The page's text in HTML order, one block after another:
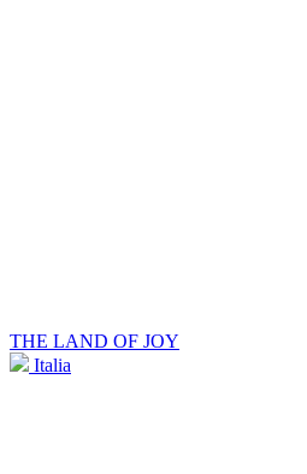
THE LAND OF JOY
Italia